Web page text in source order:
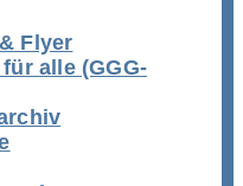
Flyer
alle (GGG-